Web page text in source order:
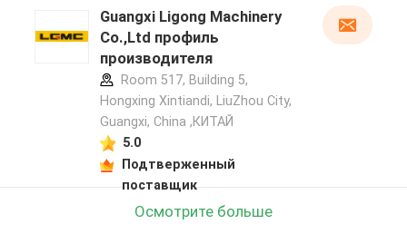
Guangxi Ligong Machinery
Co.,Ltd профиль
производителя
Room 517, Building 5,
Hongxing Xintiandi, LiuZhou City,
Guangxi, China ,КИТАЙ
5.0
Подтверженный
поставщик
Осмотрите больше